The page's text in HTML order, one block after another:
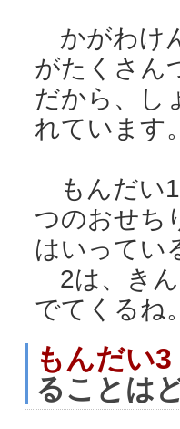
かがわけ
がたくさん
だから、し
れています。
もんだい1
つのおせち
はいってい
2は、きん
でてくるね。
もんだい3
ることは